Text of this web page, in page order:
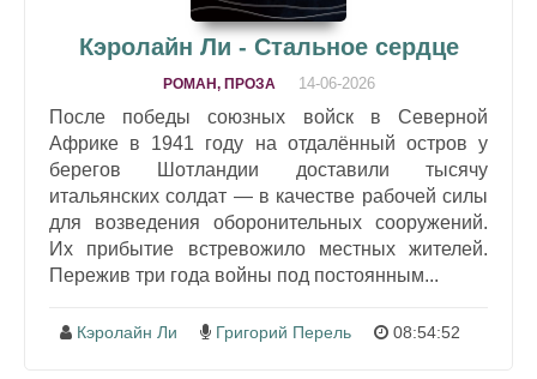
Кэролайн Ли - Стальное сердце
РОМАН, ПРОЗА 14-06-2026
После победы союзных войск в Северной
Африке в 1941 году на отдалённый остров у
берегов Шотландии доставили тысячу
итальянских солдат — в качестве рабочей силы
для возведения оборонительных сооружений.
Их прибытие встревожило местных жителей.
Пережив три года войны под постоянным...
Кэролайн Ли Григорий Перель 08:54:52